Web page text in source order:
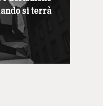
si terrà